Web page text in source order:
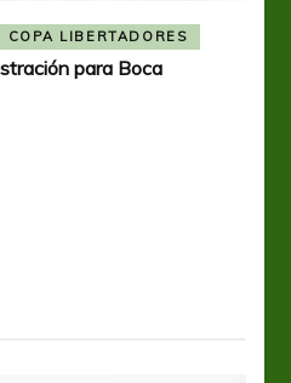
COPA LIBERTADORES
para Boca